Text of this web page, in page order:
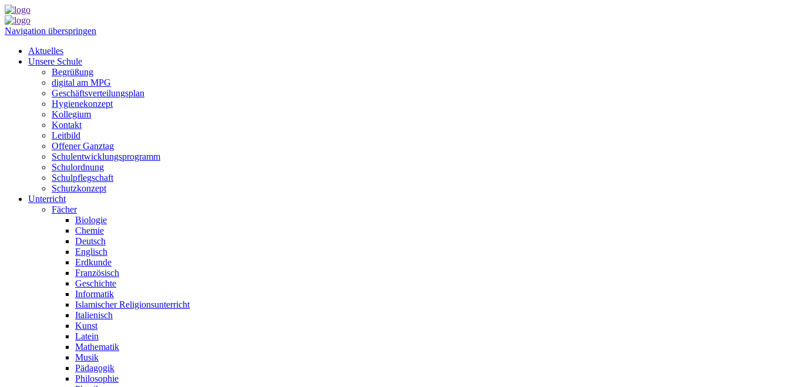
Navigation überspringen
Aktuelles
Unsere Schule
Begrüßung
digital am MPG
Geschäftsverteilungsplan
Hygienekonzept
Kollegium
Kontakt
Leitbild
Offener Ganztag
Schulentwicklungsprogramm
Schulordnung
Schulpflegschaft
Schutzkonzept
Unterricht
Fächer
Biologie
Chemie
Deutsch
Englisch
Erdkunde
Französisch
Geschichte
Informatik
Islamischer Religionsunterricht
Italienisch
Kunst
Latein
Mathematik
Musik
Pädagogik
Philosophie